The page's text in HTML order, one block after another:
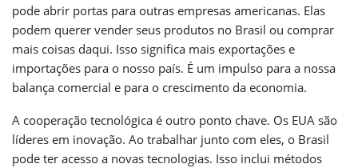
pode abrir portas para outras empresas americanas. Elas
podem querer vender seus produtos no Brasil ou comprar
mais coisas daqui. Isso significa mais exportações e
importações para o nosso país. É um impulso para a nossa
balança comercial e para o crescimento da economia.
A cooperação tecnológica é outro ponto chave. Os EUA são
líderes em inovação. Ao trabalhar junto com eles, o Brasil
pode ter acesso a novas tecnologias. Isso inclui métodos